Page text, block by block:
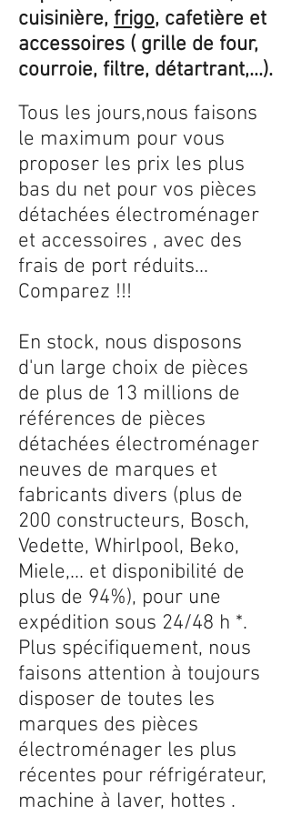
cuisinière, frigo, cafetière et
accessoires ( grille de four,
courroie, filtre, détartrant,...).
Tous les jours,nous faisons
le maximum pour vous
proposer les prix les plus
bas du net pour vos pièces
détachées électroménager
et accessoires , avec des
frais de port réduits...
Comparez !!!
En stock, nous disposons
d'un large choix de pièces
de plus de 13 millions de
références de pièces
détachées électroménager
neuves de marques et
fabricants divers (plus de
200 constructeurs, Bosch,
Vedette, Whirlpool, Beko,
Miele,... et disponibilité de
plus de 94%), pour une
expédition sous 24/48 h *.
Plus spécifiquement, nous
faisons attention à toujours
disposer de toutes les
marques des pièces
électroménager les plus
récentes pour réfrigérateur,
machine à laver, hottes .